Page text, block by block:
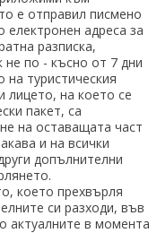
е отправил писмено
електронен адреса за
разписка,
не по - късно от 7 дни
на туристическия
лицето, на което се
пакет, са
на оставащата част
и на всички
допълнителни
което прехвърля
си разходи, във
актуалните в момента